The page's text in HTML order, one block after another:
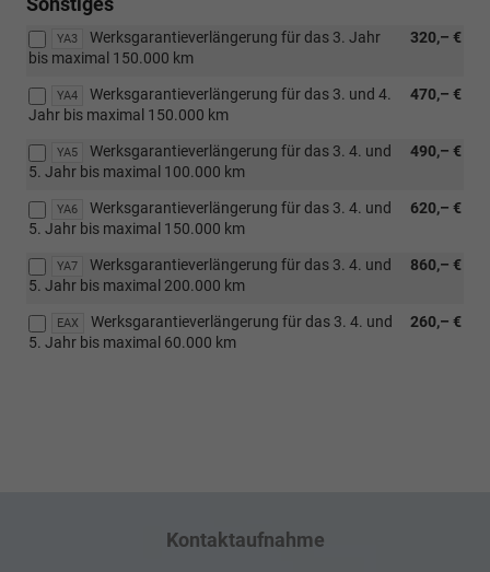
YA3 320,– €
Werksgarantieverlängerung für das 3. Jahr
bis maximal 150.000 km
YA4 470,– €
Werksgarantieverlängerung für das 3. und 4.
Jahr bis maximal 150.000 km
YA5 490,– €
Werksgarantieverlängerung für das 3. 4. und
5. Jahr bis maximal 100.000 km
YA6 620,– €
Werksgarantieverlängerung für das 3. 4. und
5. Jahr bis maximal 150.000 km
YA7 860,– €
Werksgarantieverlängerung für das 3. 4. und
5. Jahr bis maximal 200.000 km
EAX 260,– €
Werksgarantieverlängerung für das 3. 4. und
5. Jahr bis maximal 60.000 km
Kontaktaufnahme